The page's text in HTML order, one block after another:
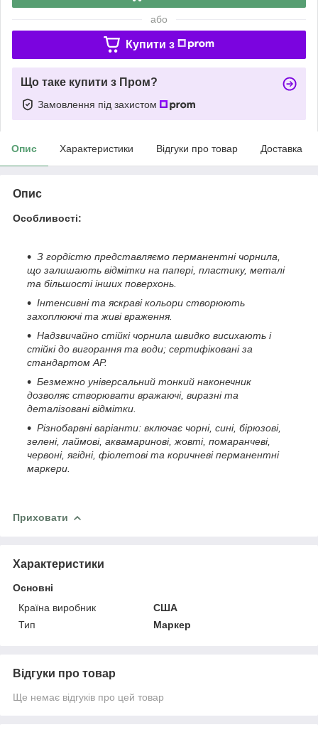
або
Купити з
Що таке купити з Пром?
Замовлення під захистом
Опис Характеристики Відгуки про товар Доставка
Опис
Особливості:
З гордістю представляємо перманентні чорнила,
що залишають відмітки на папері, пластику, металі
та більшості інших поверхонь.
Інтенсивні та яскраві кольори створюють
захоплюючі та живі враження.
Надзвичайно стійкі чорнила швидко висихають і
стійкі до вигорання та води; сертифіковані за
стандартом AP.
Безмежно універсальний тонкий наконечник
дозволяє створювати вражаючі, виразні та
деталізовані відмітки.
Різнобарвні варіанти: включає чорні, сині, бірюзові,
зелені, лаймові, аквамаринові, жовті, помаранчеві,
червоні, ягідні, фіолетові та коричневі перманентні
маркери.
Приховати
Характеристики
Основні
Країна виробник
США
Тип
Маркер
Відгуки про товар
Ще немає відгуків про цей товар